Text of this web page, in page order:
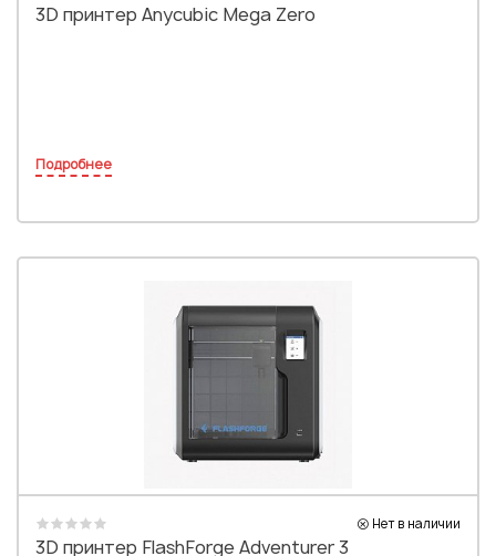
3D принтер Anycubic Mega Zero
Подробнее
Нет в наличии
3D принтер FlashForge Adventurer 3